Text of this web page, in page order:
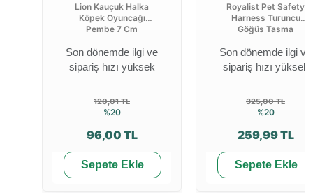
Lion Kauçuk Halka
Köpek Oyuncağı
Pembe 7 Cm
Son dönemde ilgi ve
sipariş hızı yüksek
120,01 TL
%20
96,00 TL
Sepete Ekle
Royalist Pet Safety
Harness Turuncu
Göğüs Tasma
Son dönemde ilgi ve
sipariş hızı yüksek
325,00 TL
%20
259,99 TL
Sepete Ekle